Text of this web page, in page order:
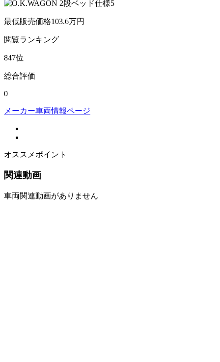
最低販売価格103.6万円
閲覧ランキング
847位
総合評価
0
メーカー車両情報ページ
オススメポイント
関連動画
車両関連動画がありません